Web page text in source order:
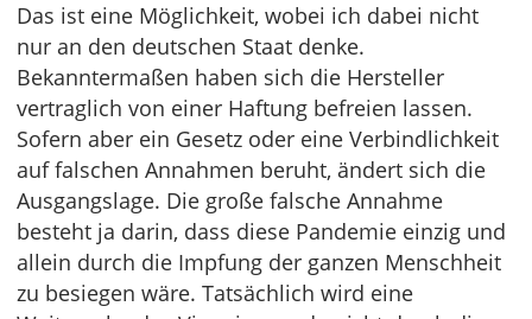
Das ist eine Möglichkeit, wobei ich dabei nicht
nur an den deutschen Staat denke.
Bekanntermaßen haben sich die Hersteller
vertraglich von einer Haftung befreien lassen.
Sofern aber ein Gesetz oder eine Verbindlichkeit
auf falschen Annahmen beruht, ändert sich die
Ausgangslage. Die große falsche Annahme
besteht ja darin, dass diese Pandemie einzig und
allein durch die Impfung der ganzen Menschheit
zu besiegen wäre. Tatsächlich wird eine